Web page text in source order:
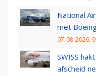
National
met
07-08-2026,
SWISS
afscheid